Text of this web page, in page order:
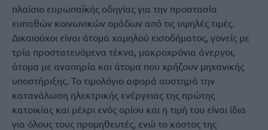
πλαίσιο ευρωπαϊκής οδηγίας για την προστασία
ευπαθών κοινωνικών ομάδων από τις υψηλές τιμές.
Δικαιούχοι είναι άτομα χαμηλού εισοδήματος, γονείς με
τρία προστατευόμενα τέκνα, μακροχρόνια άνεργοι,
άτομα με αναπηρία και άτομα που χρήζουν μηχανικής
υποστήριξης. Το τιμολόγιο αφορά αυστηρά την
κατανάλωση ηλεκτρικής ενέργειας της πρώτης
κατοικίας και μέχρι ενός ορίου και η τιμή του είναι ίδια
για όλους τους προμηθευτές, ενώ το κόστος της